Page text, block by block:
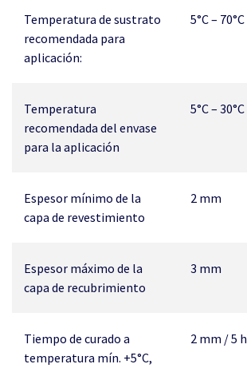
Temperatura de sustrato
recomendada para
aplicación:
5°C – 70°C
Temperatura
recomendada del envase
para la aplicación
5°C – 30°C
Espesor mínimo de la
capa de revestimiento
2 mm
Espesor máximo de la
capa de recubrimiento
3 mm
Tiempo de curado a
temperatura mín. +5°C,
2 mm / 5 h